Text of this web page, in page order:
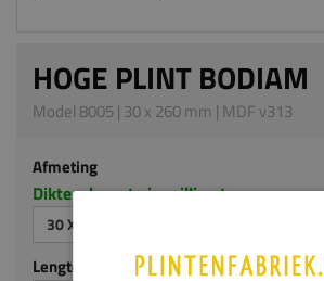
HOGE PLINT BODIAM
Model 8005 | 30 x 260 mm | MDF v313
Afmeting
Dikte x hoogte in millimeters
30 X 260 MM
Lengte (mm)